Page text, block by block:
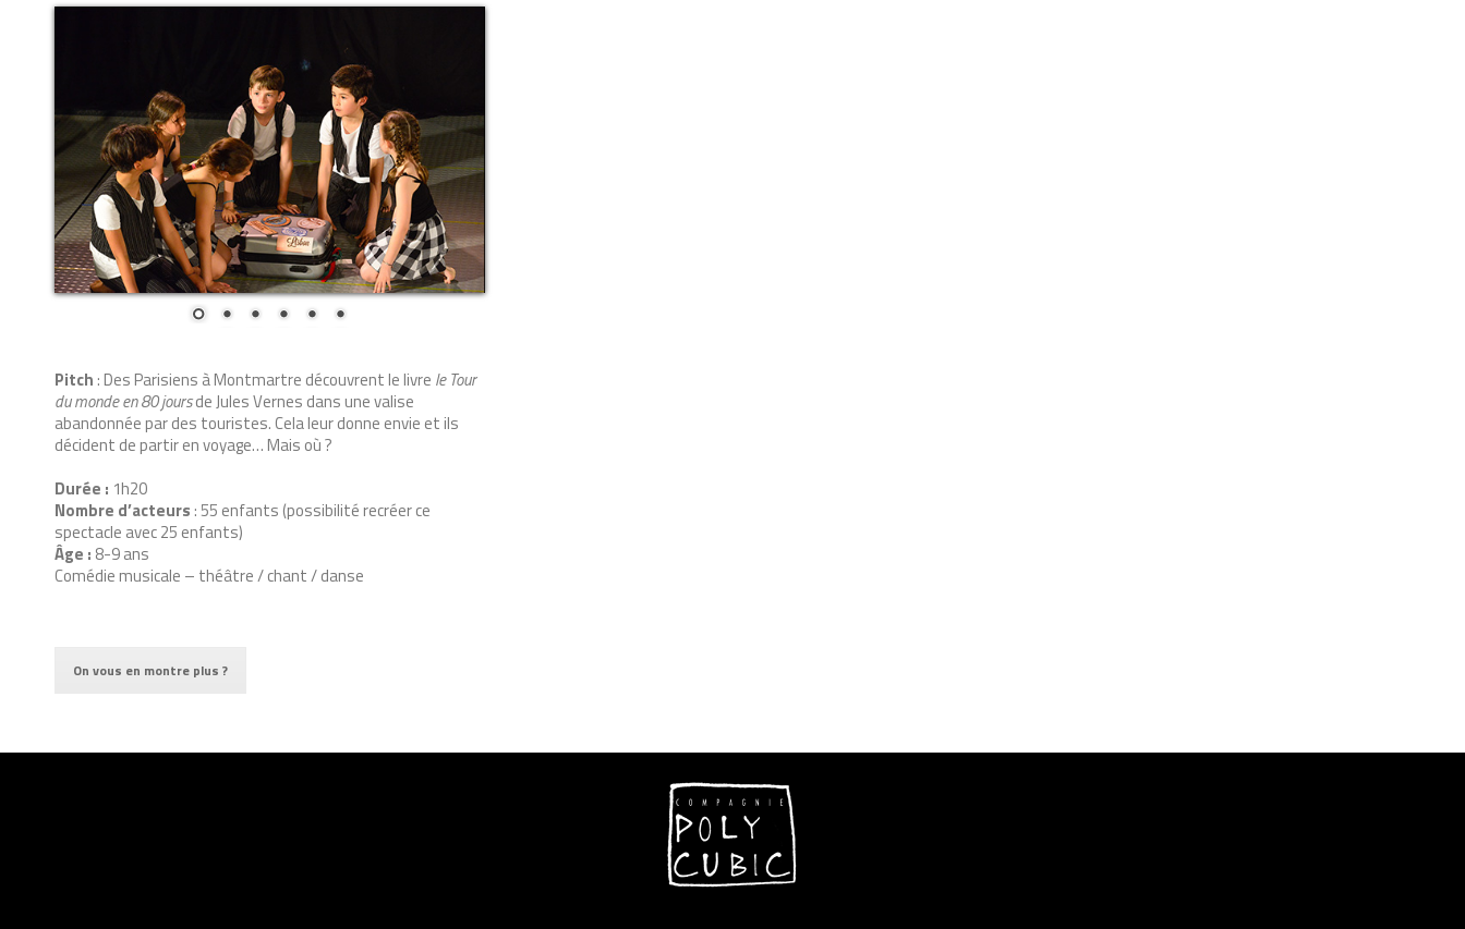
Pitch: Des Parisiens à Montmartre découvrent le livre le Tour
du monde en 80 joursde Jules Vernes dans une valise
abandonnée par des touristes. Cela leur donne envie et ils
décident de partir en voyage… Mais où ?
Durée : 1h20
Nombre d’acteurs: 55 enfants (possibilité recréer ce
spectacle avec 25 enfants)
Âge : 8-9 ans
Comédie musicale – théâtre / chant / danse
On vous en montre plus ?